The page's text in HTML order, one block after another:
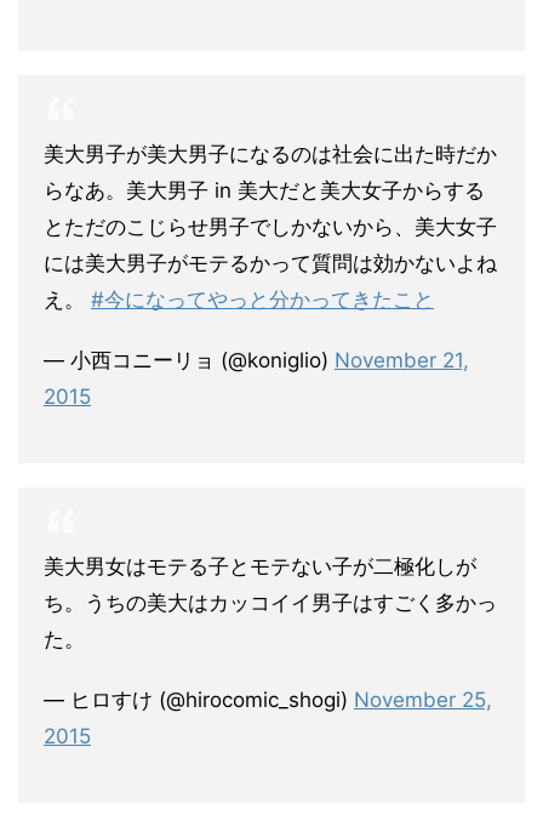
美大男子が美大男子になるのは社会に出た時だか
らなあ。美大男子 in 美大だと美大女子からする
とただのこじらせ男子でしかないから、美大女子
には美大男子がモテるかって質問は効かないよね
え。 #今になってやっと分かってきたこと
— 小西コニーリョ (@koniglio) November 21,
2015
美大男女はモテる子とモテない子が二極化しが
ち。うちの美大はカッコイイ男子はすごく多かっ
た。
— ヒロすけ (@hirocomic_shogi) November 25,
2015